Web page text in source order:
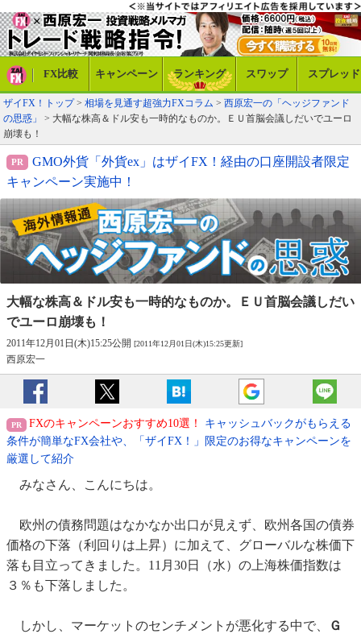
FX比較 キャンペーン ランキング スワップ スプレッド
ザイFX！トップ> 相場を見通す超強力FXコラム > 西原宏一の「ヘッジファンド
の思惑」
> 大幅な株高＆ドル安も一時的なものか。ＥＵ首脳会議しだいでユーロ
崩壊も！
GMO外貨「外貨ex」はザイFX！経由の口座開設者限定
キャンペーン実施中！
大幅な株高＆ドル安も一時的なものか。
ＥＵ首脳会議しだい
でユーロ崩壊も！
2011年12月01日(木)15:25公開 [2011年12月01日(木)15:25更新]
西原宏一
FXのキャンペーンおすすめ10選！
キャッシュバックがもらえる
条件が簡単なFX会社や、「ザイFX！」限定のお得なキャンペーンを
厳選して紹介
みなさん、こんにちは。
欧州の債務問題はなかなか出口が見えず、欧州各国の債券
価格の下落（利回りは上昇）に加えて、グローバルな株価下
落も目立ってきました。11月30日（水）の上海株価指数は
３％も下落しました。
しかし、マーケットのセンチメントが悪化する中で、
Ｇ